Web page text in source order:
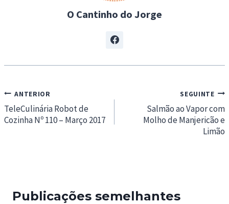
O Cantinho do Jorge
Navegação
de
artigos
ANTERIOR
TeleCulinária Robot de
Cozinha Nº 110 – Março 2017
SEGUINTE
Salmão ao Vapor com
Molho de Manjericão e
Limão
Publicações semelhantes